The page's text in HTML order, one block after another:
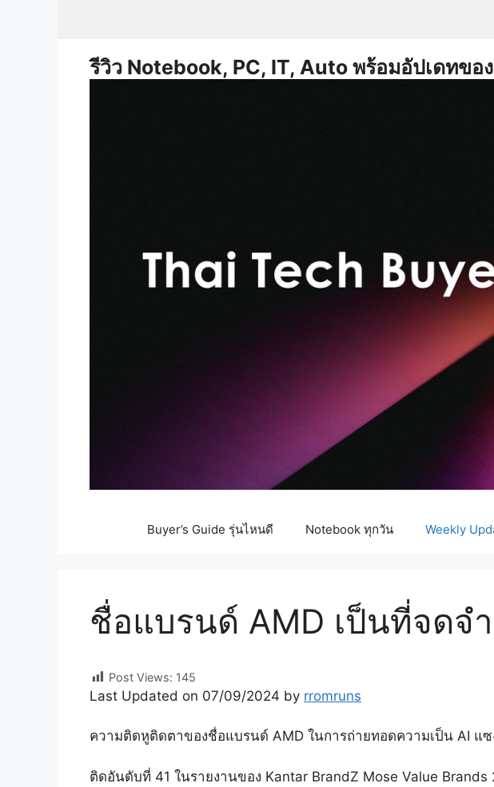
รีวิว Notebook, PC, IT, Auto พร้อมอัปเดทขอ
Buyer’s Guide รุ่นไหนดี Notebook ทุกวัน Weekly
ชื่อแบรนด์ AMD เป็นที่จดจ
Post Views: 145
Last Updated on 07/09/2024 by rromruns
ความติดหูติดตาของชื่อแบรนด์ AMD ในการถ่ายทอดความเป็น AI แ
ติดอันดับที่ 41 ในรายงานของ Kantar BrandZ Mose Value